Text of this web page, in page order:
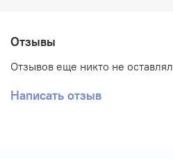
Отзывы
Отзывов еще никто не оставлял
Написать отзыв